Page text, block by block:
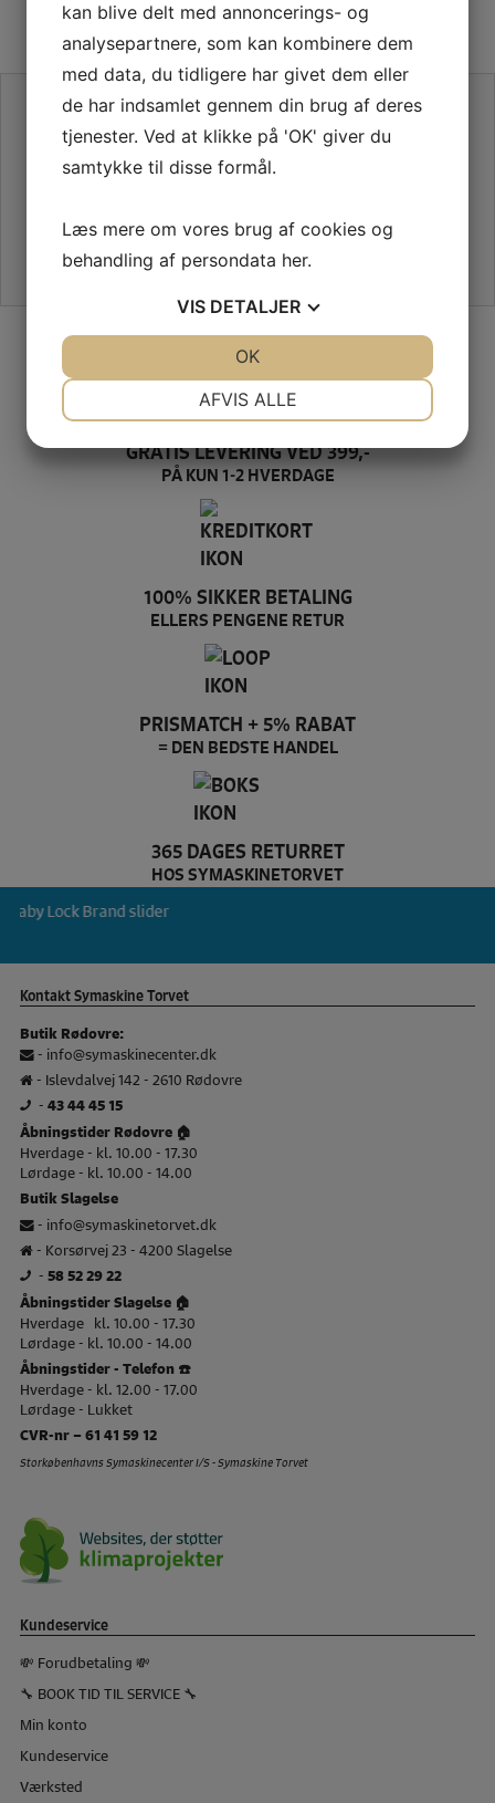
SE VORES ANMELDELSER PÅ TRUSTPILOT
SIKKER HANDEL PÅ SYMASKINETORVET.DK
GRATIS LEVERING VED 399,-
PÅ KUN 1-2 HVERDAGE
100% SIKKER BETALING
ELLERS PENGENE RETUR
PRISMATCH + 5% RABAT
= DEN BEDSTE HANDEL
365 DAGES RETURRET
HOS SYMASKINETORVET
Kontakt Symaskine Torvet
Butik Rødovre:
- info@symaskinecenter.dk
- Islevdalvej 142 - 2610 Rødovre
- 43 44 45 15
Åbningstider Rødovre 🏠
Hverdage - kl. 10.00 - 17.30
Lørdage - kl. 10.00 - 14.00
Butik Slagelse
- info@symaskinetorvet.dk
- Korsørvej 23 - 4200 Slagelse
- 58 52 29 22
Åbningstider Slagelse 🏠
Hverdage kl. 10.00 - 17.30
Lørdage - kl. 10.00 - 14.00
Åbningstider - Telefon ☎️
Hverdage - kl. 12.00 - 17.00
Lørdage - Lukket
CVR-nr – 61 41 59 12
Storkøbenhavns Symaskinecenter I/S - Symaskine Torvet
Kundeservice
💸 Forudbetaling 💸
🔧 BOOK TID TIL SERVICE 🔧
Min konto
Kundeservice
Værksted
kan blive delt med annoncerings- og
analysepartnere, som kan kombinere dem
med data, du tidligere har givet dem eller
de har indsamlet gennem din brug af deres
tjenester. Ved at klikke på 'OK' giver du
samtykke til disse formål.
Læs mere om vores brug af cookies og
behandling af persondata her.
VIS DETALJER
MARKETING STATISTIK
AFVIS ALLE
OK